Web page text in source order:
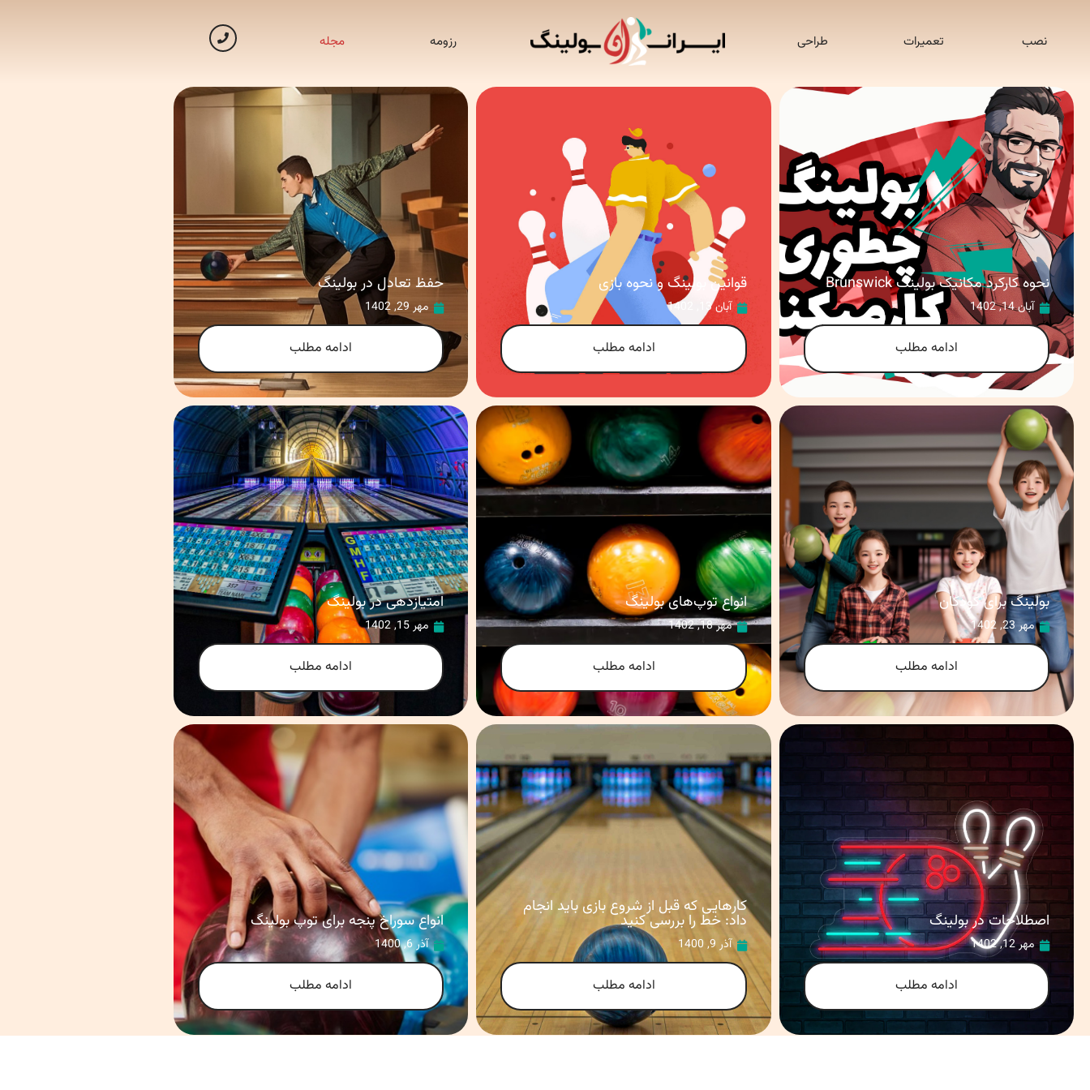
نصب تعمیرات طراحی رزومه مجله
نحوه کارکرد مکانیک بولینگ Brunswick
آبان 14, 1402
ادامه مطلب
قوانین بولینگ و نحوه بازی
آبان 13, 1402
ادامه مطلب
حفظ تعادل در بولینگ
مهر 29, 1402
ادامه مطلب
بولینگ برای کودکان
مهر 23, 1402
ادامه مطلب
انواع توپ‌های بولینگ
مهر 18, 1402
ادامه مطلب
امتیازدهی در بولینگ
مهر 15, 1402
ادامه مطلب
اصطلاحات در بولینگ
مهر 12, 1402
ادامه مطلب
کارهایی که قبل از شروع بازی باید انجام
داد: خط را بررسی کنید
آذر 9, 1400
ادامه مطلب
انواع سوراخ پنجه برای توپ بولینگ
آذر 6, 1400
ادامه مطلب